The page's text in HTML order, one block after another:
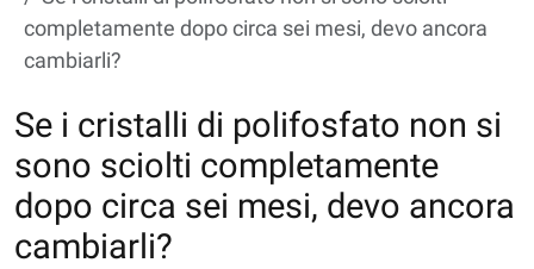
completamente dopo circa sei mesi, devo ancora
cambiarli?
Se i cristalli di polifosfato non si
sono sciolti completamente
dopo circa sei mesi, devo ancora
cambiarli?